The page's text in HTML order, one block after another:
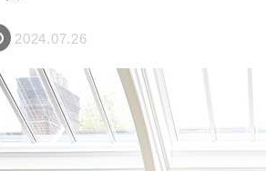
2024.07.26